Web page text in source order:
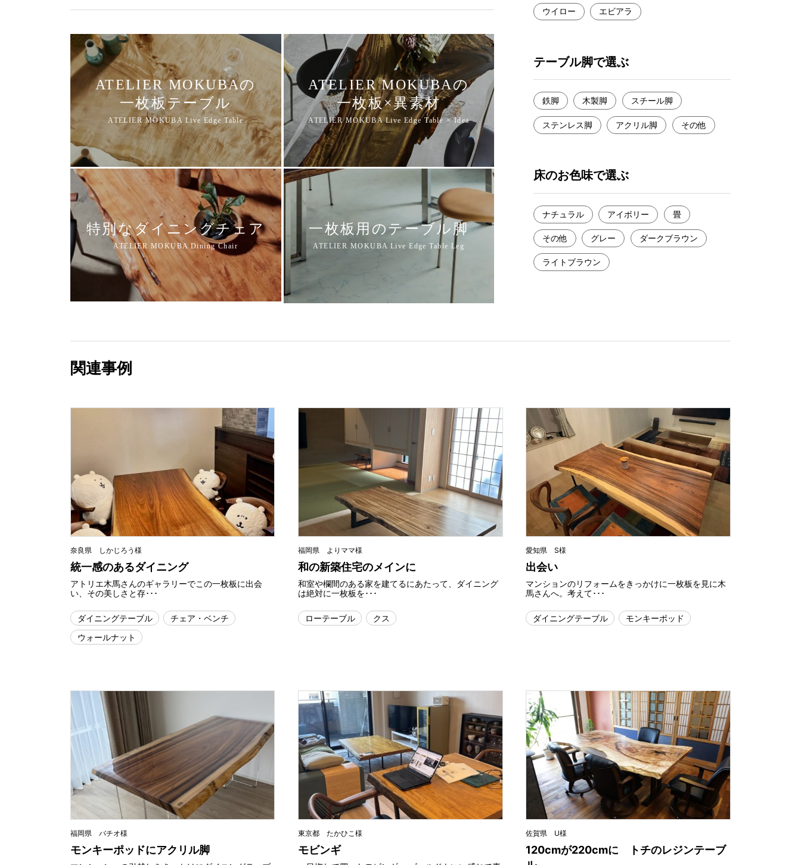
ATELIER MOKUBAの
一枚板テーブル
ATELIER MOKUBAの
一枚板×異素材
特別なダイニングチェア 一枚板用のテーブル脚
ウイロー エビアラ
テーブル脚で選ぶ
鉄脚 木製脚 スチール脚
ステンレス脚 アクリル脚 その他
床のお色味で選ぶ
ナチュラル アイボリー 畳
その他 グレー ダークブラウン
ライトブラウン
関連事例
奈良県 しかじろう様
統一感のあるダイニング
アトリエ木馬さんのギャラリーでこの一枚板に出会
い、その美しさと存･･･
ダイニングテーブル
チェア・ベンチ
ウォールナット
福岡県 よりママ様
和の新築住宅のメインに
和室や欄間のある家を建てるにあたって、ダイニング
は絶対に一枚板を･･･
ローテーブル クス
愛知県 S様
出会い
マンションのリフォームをきっかけに一枚板を見に木
馬さんへ。考えて･･･
ダイニングテーブル モンキーポッド
福岡県 バチオ様
モンキーポッドにアクリル脚
東京都 たかひこ様
モビンギ
佐賀県 U様
120cmが220cmに トチのレジンテーブ